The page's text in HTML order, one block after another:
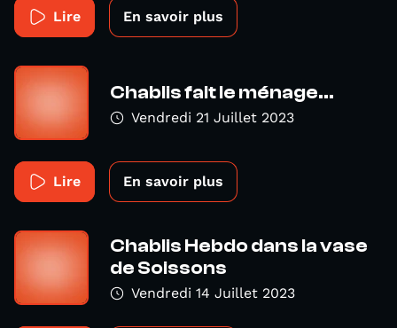
Lire En savoir plus
Chablis fait le ménage...
Vendredi 21 Juillet 2023
Lire En savoir plus
Chablis Hebdo dans la vase
de Soissons
Vendredi 14 Juillet 2023